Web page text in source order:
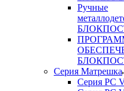
Ручные
Серия Матрешка
Серия PC